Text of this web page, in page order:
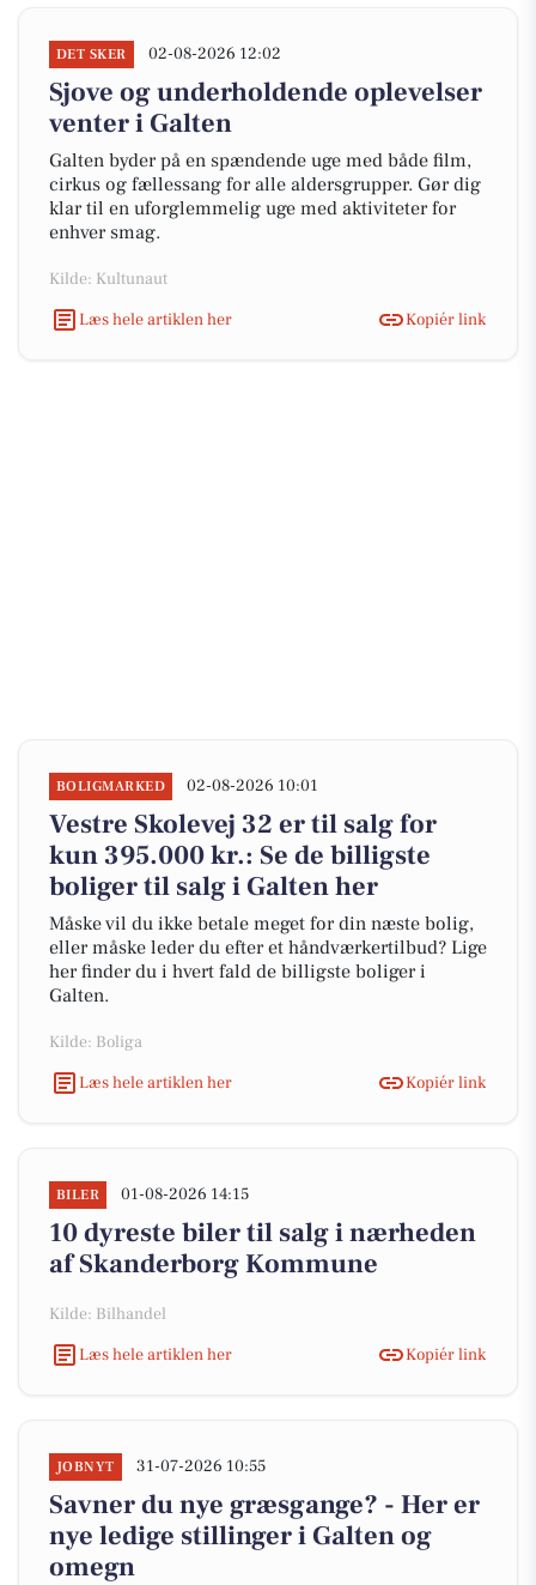
DET SKER 02-08-2026 12:02
Sjove og underholdende oplevelser
venter i Galten
Galten byder på en spændende uge med både film,
cirkus og fællessang for alle aldersgrupper. Gør dig
klar til en uforglemmelig uge med aktiviteter for
enhver smag.
Kilde: Kultunaut
Læs hele artiklen her
Kopiér link
BOLIGMARKED 02-08-2026 10:01
Vestre Skolevej 32 er til salg for
kun 395.000 kr.: Se de billigste
boliger til salg i Galten her
Måske vil du ikke betale meget for din næste bolig,
eller måske leder du efter et håndværkertilbud? Lige
her finder du i hvert fald de billigste boliger i
Galten.
Kilde: Boliga
Læs hele artiklen her
Kopiér link
BILER 01-08-2026 14:15
10 dyreste biler til salg i nærheden
af Skanderborg Kommune
Kilde: Bilhandel
Læs hele artiklen her
Kopiér link
JOBNYT 31-07-2026 10:55
Savner du nye græsgange? - Her er
nye ledige stillinger i Galten og
omegn